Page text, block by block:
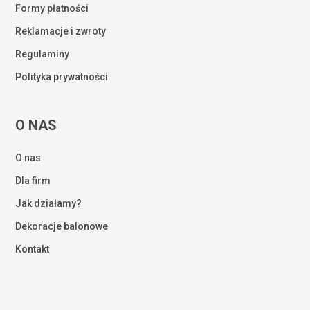
Formy płatności
Reklamacje i zwroty
Regulaminy
Polityka prywatności
O NAS
O nas
Dla firm
Jak działamy?
Dekoracje balonowe
Kontakt